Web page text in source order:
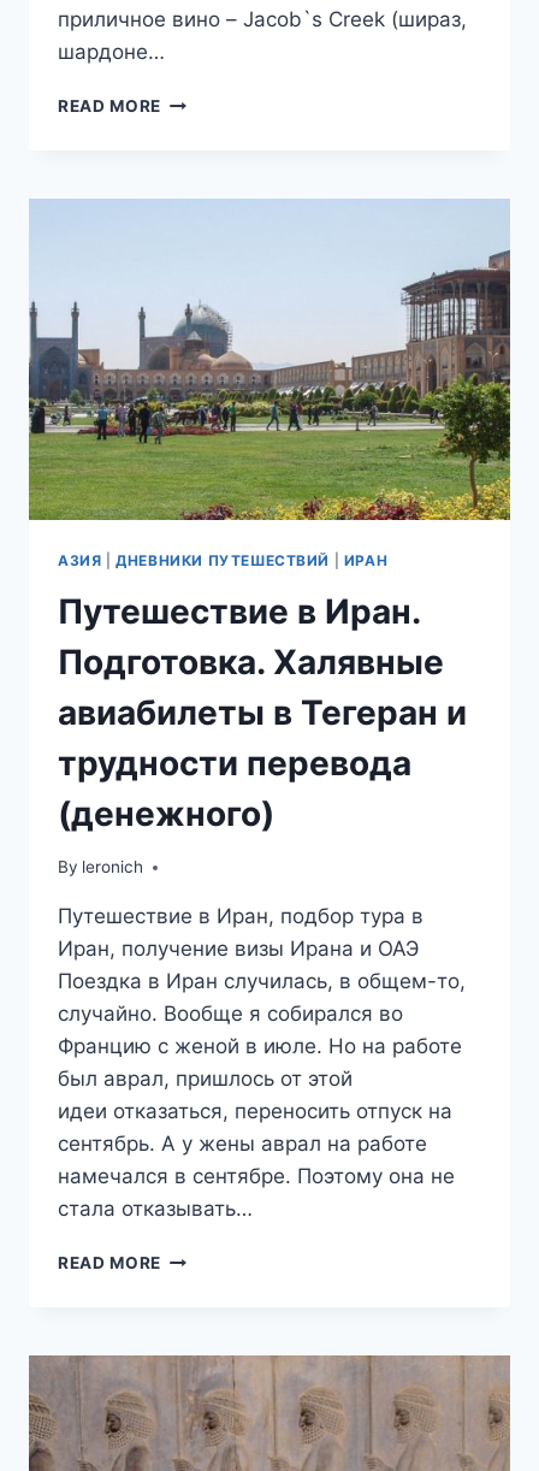
приличное вино – Jacob`s Creek (шираз,
шардоне…
READ MORE ПУТЕШЕСТВИЕ
1.
БОЛЬШОМ.
ГОСТИНИЦЫ
И
РЕСТОРАНЫ
ДУБАЯ
АЗИЯ |ДНЕВНИКИ ПУТЕШЕСТВИЙ ИРАН
Путешествие в Иран.
Подготовка. Халявные
авиабилеты в Тегеран и
трудности перевода
(денежного)
By leronich
Путешествие в Иран, подбор тура в
Иран, получение визы Ирана и ОАЭ
Поездка в Иран случилась, в общем-то,
случайно. Вообще я собирался во
Францию с женой в июле. Но на работе
был аврал, пришлось от этой
идеи отказаться, переносить отпуск на
сентябрь. А у жены аврал на работе
намечался в сентябре. Поэтому она не
стала отказывать…
READ MORE ПУТЕШЕСТВИЕ
ХАЛЯВНЫЕ
АВИАБИЛЕТЫ
ТЕГЕРАН
И